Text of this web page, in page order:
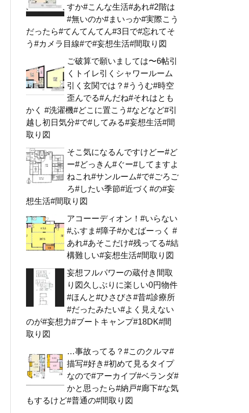
すか#こんな生活#あれ#2階は
#無いのか#まいっか#実際こう
だったら#てんてんてん#3日で#忘れてそ
う#カメラ目線#で#妄想生活#間取り図
ご破算で願いましては〜6帖引
くトイレ引くシャワールーム
引く玄関では？#ううむ#時空
歪んでる#んだね#それはとも
かく #洗濯機#どこに置こう#などなど#引
越し初日気分#で#してみる#妄想生活#間
取り図
そこ気になるんですけどー#ど
ー#どっきん#ぐー#してますよ
ねこれ#サンルーム#で#ごろご
ろ#したい季節#近づく#の#妄
想生活#間取り図
アコーーディオン！#いらない
#ふすま#障子#かむばーっく #
あれ#あそこだけ#残ってる#結
構難しい#妄想生活#間取り図
妄想フルパワーの蔵付き間取
り図久しぶりに楽しい0円物件
#ほんと#ひさびさ#昔#診療所
#だったみたい#よく見えない
のが#妄想力#ブートキャンプ#18DK#間
取り図
…事故ってる？#このクルマ#
描写#好き#初めて見るタイプ
なので#アーカイブ#ベランダ#
かと思ったら#納戸#廊下#な気
もするけど#普通の#間取り図